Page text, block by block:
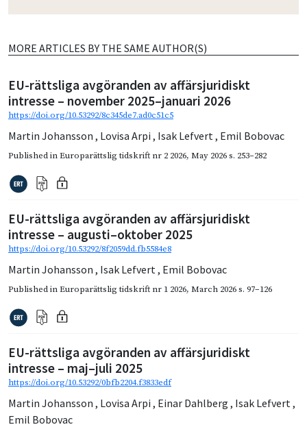
MORE ARTICLES BY THE SAME AUTHOR(S)
EU-rättsliga avgöranden av affärsjuridiskt
intresse – november 2025–januari 2026
https://doi.org/10.53292/8c345de7.ad0c51c5
Martin Johansson , Lovisa Arpi , Isak Lefvert , Emil Bobovac
Published inEuroparättslig tidskrift nr 2 2026, May 2026s. 253–282
EU-rättsliga avgöranden av affärsjuridiskt
intresse – augusti–oktober 2025
https://doi.org/10.53292/8f2059dd.fb5584e8
Martin Johansson , Isak Lefvert , Emil Bobovac
Published inEuroparättslig tidskrift nr 1 2026, March 2026s. 97–126
EU-rättsliga avgöranden av affärsjuridiskt
intresse – maj–juli 2025
https://doi.org/10.53292/0bfb2204.f3833edf
Martin Johansson , Lovisa Arpi , Einar Dahlberg , Isak Lefvert ,
Emil Bobovac